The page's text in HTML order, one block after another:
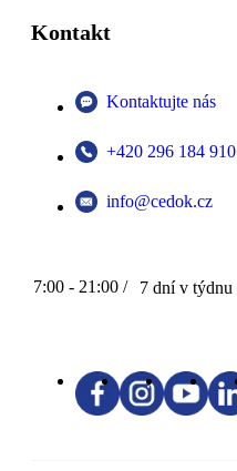
Kontakt
Kontaktujte nás
+420 296 184 910
info@cedok.cz
7:00 - 21:00 / 7 dní v týdnu